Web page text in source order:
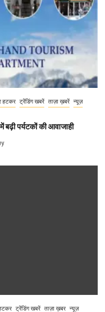
हटकर ट्रेंडिंग खबरें ताज़ा ख़बरें न्यूज़
पर्यटकों की आवाजाही
ट्रेंडिंग खबरें ताज़ा ख़बर न्यूज़